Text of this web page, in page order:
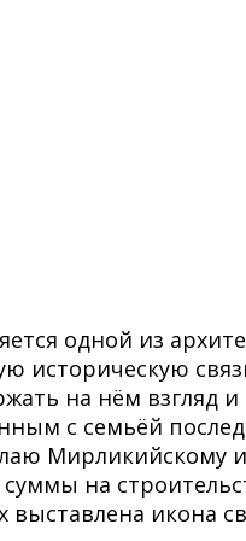
одной из
историческую
на нём взгляд
с семьёй
Мирликийскому
на
икона